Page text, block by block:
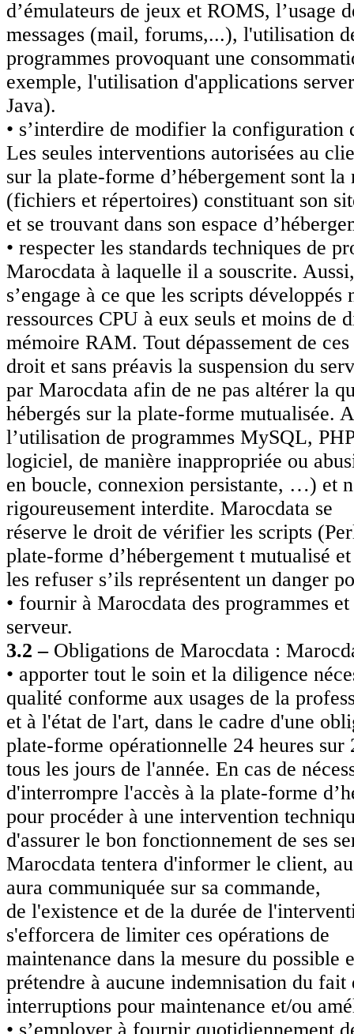
d’émulateurs de jeux et ROMS, l’usage
messages (mail, forums,...), l'utilisation
programmes provoquant une
exemple, l'utilisation d'applications
Java).
• s’interdire de modifier la configuration
Les seules interventions autorisées au
sur la plate-forme d’hébergement sont
(fichiers et répertoires) constituant son
et se trouvant dans son espace
• respecter les standards techniques de
Marocdata à laquelle il a souscrite.
s’engage à ce que les scripts
ressources CPU à eux seuls et moins de
mémoire RAM. Tout dépassement de
droit et sans préavis la suspension du
par Marocdata afin de ne pas altérer la
hébergés sur la plate-forme mutualisée.
l’utilisation de programmes MySQL,
logiciel, de manière inappropriée ou
en boucle, connexion persistante, …) et
rigoureusement interdite. Marocdata se
réserve le droit de vérifier les scripts
plate-forme d’hébergement t mutualisé
les refuser s’ils représentent un danger
• fournir à Marocdata des programmes
serveur.
3.2 –Obligations de Marocdata :
• apporter tout le soin et la diligence
qualité conforme aux usages de la
et à l'état de l'art, dans le cadre d'une
plate-forme opérationnelle 24 heures sur
tous les jours de l'année. En cas de
d'interrompre l'accès à la plate-forme
pour procéder à une intervention
d'assurer le bon fonctionnement de ses
Marocdata tentera d'informer le client,
aura communiquée sur sa commande,
de l'existence et de la durée de
s'efforcera de limiter ces opérations de
maintenance dans la mesure du
prétendre à aucune indemnisation du fait
interruptions pour maintenance et/ou